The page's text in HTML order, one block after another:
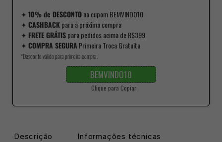
✦ 10% de DESCONTOno cupom BEMVINDO10
✦ CASHBACKpara a próxima compra
✦ FRETE GRÁTISpara pedidos acima de R$399
✦ COMPRA SEGURA Primeira Troca Gratuita
*Desconto válido para primeira compra.
BEMVINDO10
Clique para Copiar
Descrição Informações técnicas